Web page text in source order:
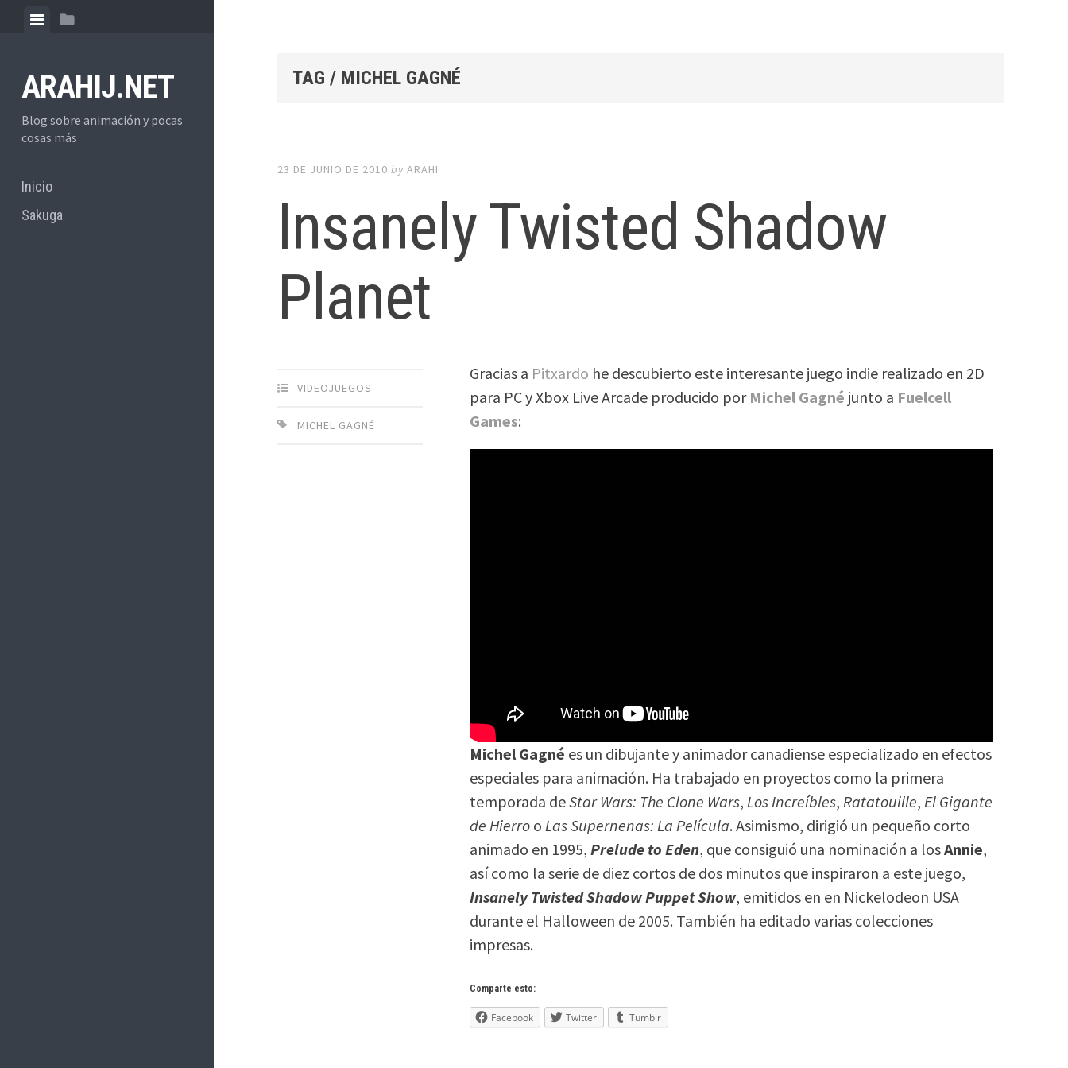
ViewView
ARAHIJ.NET
Blog sobre animación y pocas
cosas más
Inicio
Sakuga
TAG / MICHEL GAGNÉ
23 DE JUNIO DE 2010 byARAHI
Insanely Twisted Shadow
Planet
VIDEOJUEGOS
MICHEL GAGNÉ
Gracias a Pitxardo he descubierto este interesante juego indie realizado en 2D
para PC y Xbox Live Arcade producido por Michel Gagné junto a Fuelcell
Games:
Michel Gagné es un dibujante y animador canadiense especializado en efectos
especiales para animación. Ha trabajado en proyectos como la primera
temporada deStar Wars: The Clone Wars, Los Increíbles, Ratatouille, El Gigante
de Hierro o Las Supernenas: La Película. Asimismo, dirigió un pequeño corto
animado en 1995,Prelude to Eden, que consiguió una nominación a losAnnie,
así como la serie de diez cortos de dos minutos que inspiraron a este juego,
Insanely Twisted Shadow Puppet Show, emitidos en en Nickelodeon USA
durante el Halloween de 2005. También ha editado varias colecciones
impresas.
Comparte esto:
Facebook Twitter Tumblr